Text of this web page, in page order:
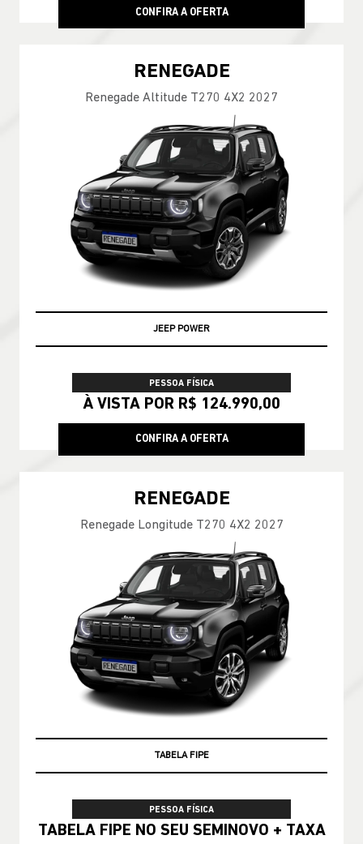
CONFIRA A OFERTA
RENEGADE
Renegade Altitude T270 4X2 2027
JEEP POWER
PESSOA FÍSICA
À VISTA POR R$ 124.990,00
CONFIRA A OFERTA
RENEGADE
Renegade Longitude T270 4X2 2027
TABELA FIPE
PESSOA FÍSICA
TABELA FIPE NO SEU SEMINOVO + TAXA